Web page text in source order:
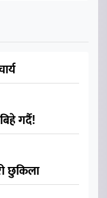
गर्दै!
छुकिला